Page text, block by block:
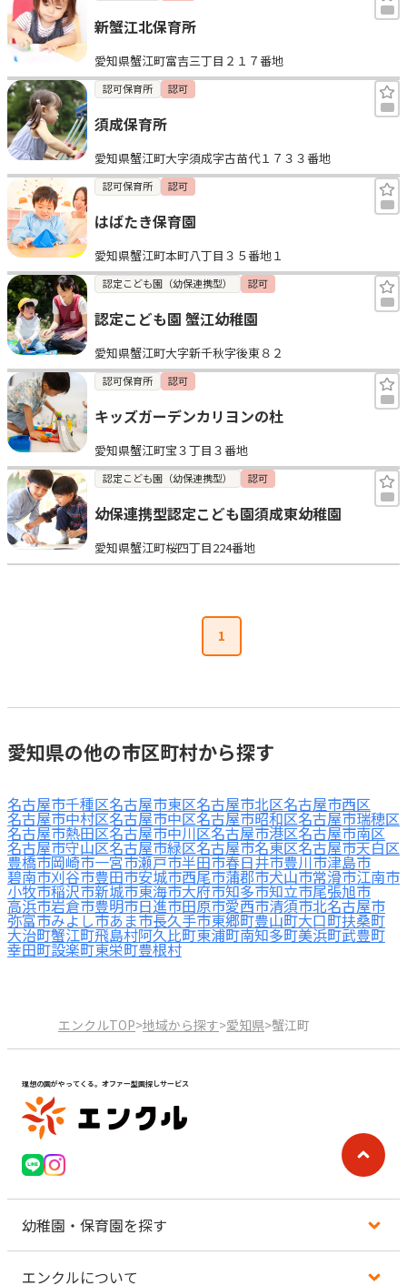
新蟹江北保育所
愛知県蟹江町富吉三丁目２１７番地
認可保育所 認可
須成保育所
愛知県蟹江町大字須成字古苗代１７３３番地
認可保育所 認可
はばたき保育園
愛知県蟹江町本町八丁目３５番地１
認定こども園（幼保連携型） 認可
認定こども園 蟹江幼稚園
愛知県蟹江町大字新千秋字後東８２
認可保育所 認可
キッズガーデンカリヨンの杜
愛知県蟹江町宝３丁目３番地
認定こども園（幼保連携型） 認可
幼保連携型認定こども園須成東幼稚園
愛知県蟹江町桜四丁目224番地
1
愛知県の他の市区町村から探す
名古屋市千種区名古屋市東区名古屋市北区名古屋市西区
名古屋市中村区名古屋市中区名古屋市昭和区名古屋市瑞穂区
名古屋市熱田区名古屋市中川区名古屋市港区名古屋市南区
名古屋市守山区名古屋市緑区名古屋市名東区名古屋市天白区
豊橋市岡崎市一宮市瀬戸市半田市春日井市豊川市津島市
碧南市刈谷市豊田市安城市西尾市蒲郡市犬山市常滑市江南市
小牧市稲沢市新城市東海市大府市知多市知立市尾張旭市
高浜市岩倉市豊明市日進市田原市愛西市清須市北名古屋市
弥富市みよし市あま市長久手市東郷町豊山町大口町扶桑町
大治町蟹江町飛島村阿久比町東浦町南知多町美浜町武豊町
幸田町設楽町東栄町豊根村
エンクルTOP>地域から探す>愛知県>蟹江町
理想の園がやってくる。オファー型園探しサービス
幼稚園・保育園を探す
エンクルについて